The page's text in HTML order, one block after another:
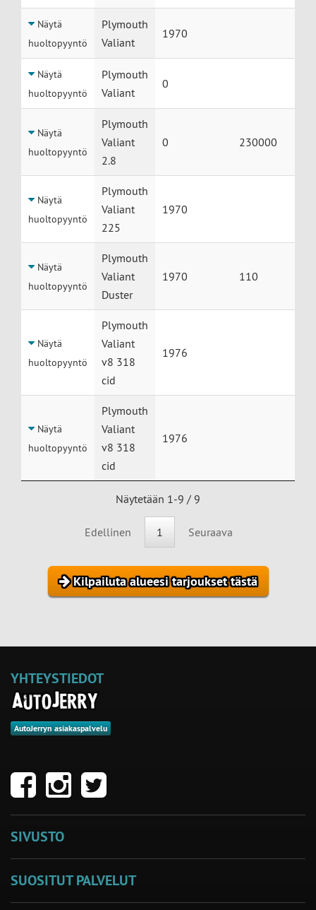
Näytä
huoltopyyntö
Plymouth
Valiant
1970
Näytä
huoltopyyntö
Plymouth
Valiant
0
Näytä
huoltopyyntö
Plymouth
Valiant
2.8
0 230000
Näytä
huoltopyyntö
Plymouth
Valiant
225
1970
Näytä
huoltopyyntö
Plymouth
Valiant
Duster
1970 110
Näytä
huoltopyyntö
Plymouth
Valiant
v8 318
cid
1976
Näytä
huoltopyyntö
Plymouth
Valiant
v8 318
cid
1976
Näytetään 1-9 / 9
Edellinen 1 Seuraava
Kilpailuta alueesi tarjoukset tästä
YHTEYSTIEDOT
AutoJerryn asiakaspalvelu
SIVUSTO
SUOSITUT PALVELUT